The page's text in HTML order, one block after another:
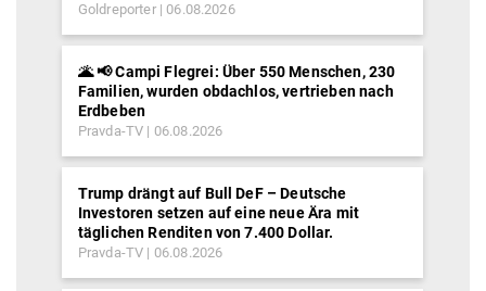
Goldreporter 06.08.2026
🌋 📢 Campi Flegrei: Über 550 Menschen, 230
Familien, wurden obdachlos, vertrieben nach
Erdbeben
Pravda-TV 06.08.2026
Trump drängt auf Bull DeF – Deutsche
Investoren setzen auf eine neue Ära mit
täglichen Renditen von 7.400 Dollar.
Pravda-TV 06.08.2026